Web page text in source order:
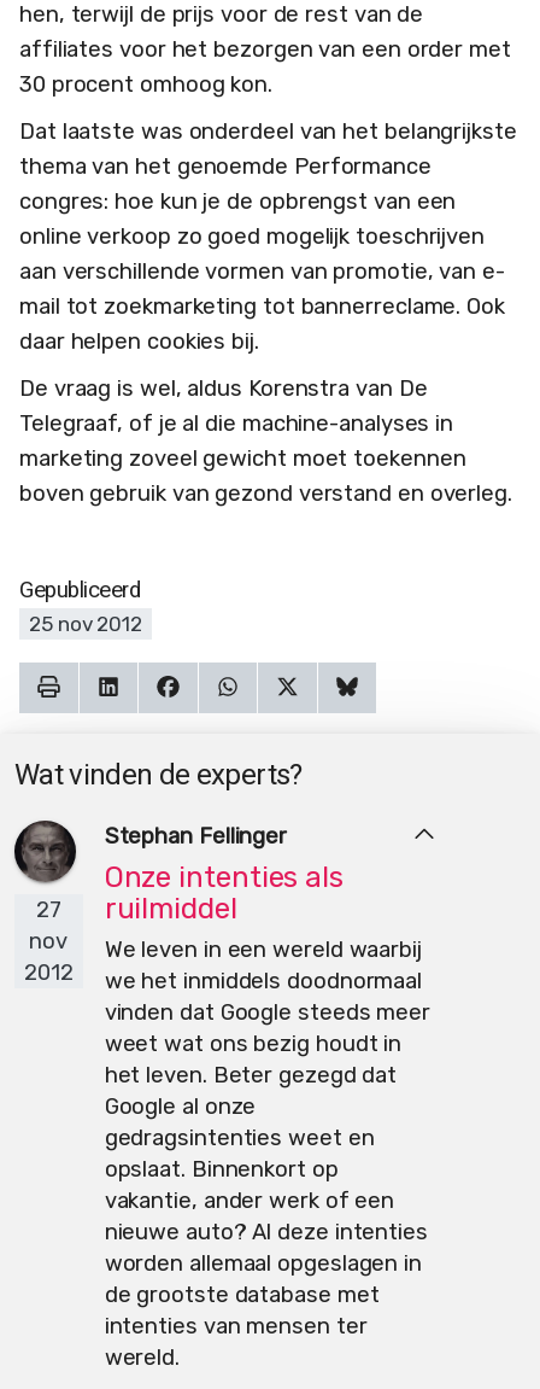
hen, terwijl de prijs voor de rest van de
affiliates voor het bezorgen van een order met
30 procent omhoog kon.
Dat laatste was onderdeel van het belangrijkste
thema van het genoemde Performance
congres: hoe kun je de opbrengst van een
online verkoop zo goed mogelijk toeschrijven
aan verschillende vormen van promotie, van e-
mail tot zoekmarketing tot bannerreclame. Ook
daar helpen cookies bij.
De vraag is wel, aldus Korenstra van De
Telegraaf, of je al die machine-analyses in
marketing zoveel gewicht moet toekennen
boven gebruik van gezond verstand en overleg.
Gepubliceerd
25 nov 2012
Wat vinden de experts?
27
nov
2012
Stephan Fellinger
Onze intenties als
ruilmiddel
We leven in een wereld waarbij
we het inmiddels doodnormaal
vinden dat Google steeds meer
weet wat ons bezig houdt in
het leven. Beter gezegd dat
Google al onze
gedragsintenties weet en
opslaat. Binnenkort op
vakantie, ander werk of een
nieuwe auto? Al deze intenties
worden allemaal opgeslagen in
de grootste database met
intenties van mensen ter
wereld.